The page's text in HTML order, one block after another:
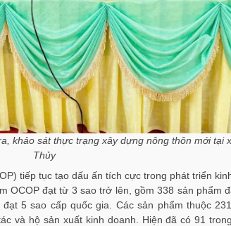
khảo sát thực trạng xây dựng nông thôn mới tại
Thủy
tiếp tục tạo dấu ấn tích cực trong phát triển
OCOP đạt từ 3 sao trở lên, gồm 338 sản phẩm
5 sao cấp quốc gia. Các sản phẩm thuộc
và hộ sản xuất kinh doanh. Hiện đã có 91